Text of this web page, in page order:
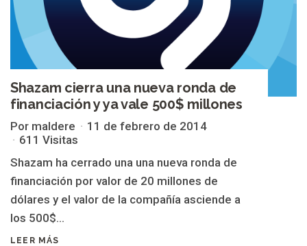
Shazam cierra una nueva ronda de
financiación y ya vale 500$ millones
Por maldere
11 de febrero de 2014
611 Visitas
Shazam ha cerrado una una nueva ronda de
financiación por valor de 20 millones de
dólares y el valor de la compañía asciende a
los 500$...
LEER MÁS